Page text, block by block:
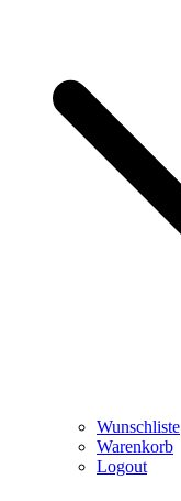
Wunschliste
Warenkorb
Logout